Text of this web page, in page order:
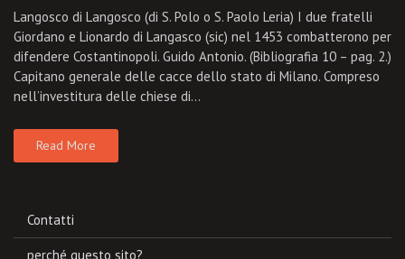
Langosco di Langosco (di S. Polo o S. Paolo Leria) I due fratelli
Giordano e Lionardo di Langasco (sic) nel 1453 combatterono per
difendere Costantinopoli. Guido Antonio. (Bibliografia 10 – pag. 2.)
Capitano generale delle cacce dello stato di Milano. Compreso
nell’investitura delle chiese di…
Read More
Contatti
perché questo sito?